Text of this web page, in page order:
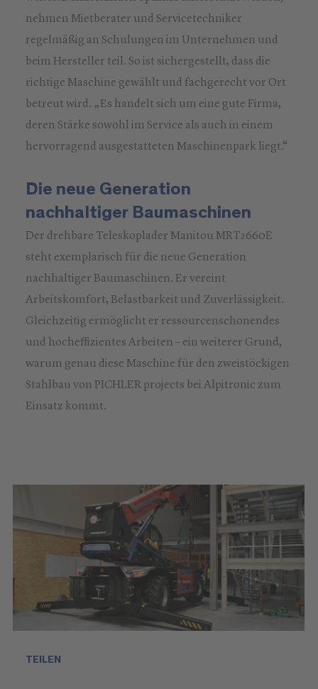
nehmen Mietberater und Servicetechniker
regelmäßig an Schulungen im Unternehmen und
beim Hersteller teil. So ist sichergestellt, dass die
richtige Maschine gewählt und fachgerecht vor Ort
betreut wird. „Es handelt sich um eine gute Firma,
deren Stärke sowohl im Service als auch in einem
hervorragend ausgestatteten Maschinenpark liegt.“
Die neue Generation
nachhaltiger Baumaschinen
Der drehbare Teleskoplader Manitou MRT2660E
steht exemplarisch für die neue Generation
nachhaltiger Baumaschinen. Er vereint
Arbeitskomfort, Belastbarkeit und Zuverlässigkeit.
Gleichzeitig ermöglicht er ressourcenschonendes
und hocheffizientes Arbeiten – ein weiterer Grund,
warum genau diese Maschine für den zweistöckigen
Stahlbau von PICHLER projects bei Alpitronic zum
Einsatz kommt.
TEILEN